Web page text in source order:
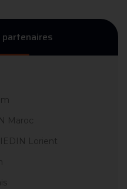
Maroc
Lorient